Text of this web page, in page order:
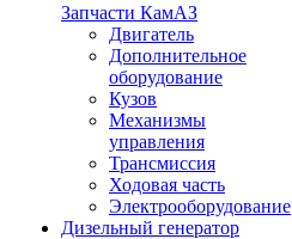
Запчасти КамАЗ
Двигатель
Дополнительное
оборудование
Кузов
Механизмы
управления
Трансмиссия
Ходовая часть
Электрооборудование
Дизельный генератор